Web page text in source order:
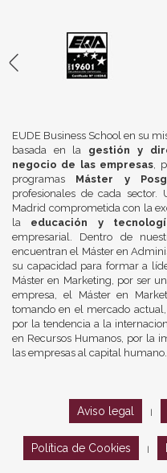
EUDE Business School en su
basada en la gestión y
negocio de las empresas,
programas Máster y
profesionales de cada sector.
Madrid comprometida con la
la educación y
empresarial. Dentro de
encuentran el Máster en
su capacidad para formar a
Máster en Marketing, por ser
empresa, el Máster en
tomando en el mercado
por la tendencia a la
en Recursos Humanos, por la
las empresas al capital humano.
Aviso legal
Política de Cookies